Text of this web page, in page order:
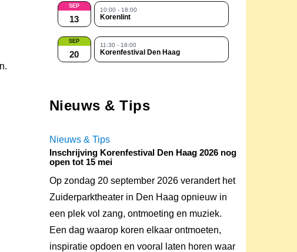
SEP
13
10:00 - 18:00
Korenlint
SEP
20
11:30 - 18:00
Korenfestival Den Haag
Nieuws & Tips
Nieuws & Tips
Inschrijving Korenfestival Den Haag 2026 nog
open tot 15 mei
Op zondag 20 september 2026 verandert het
Zuiderparktheater in Den Haag opnieuw in
een plek vol zang, ontmoeting en muziek.
Een dag waarop koren elkaar ontmoeten,
inspiratie opdoen en vooral laten horen waar